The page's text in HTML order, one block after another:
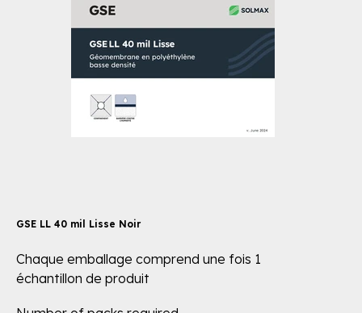
GSE LL 40 mil Lisse Noir
Chaque emballage comprend une fois 1
échantillon de produit